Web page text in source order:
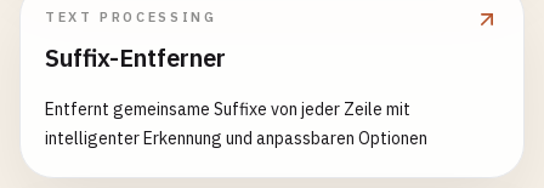
TEXT PROCESSING
Suffix-Entferner
Entfernt gemeinsame Suffixe von jeder Zeile mit
intelligenter Erkennung und anpassbaren Optionen